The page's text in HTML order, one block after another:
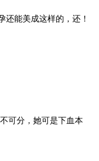
还能美成这样的，还！
可分，她可是下血本